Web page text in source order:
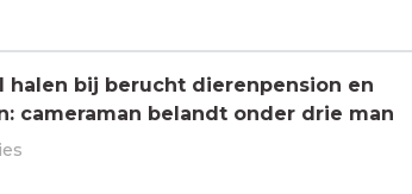
halen bij berucht dierenpension en
cameraman belandt onder drie man